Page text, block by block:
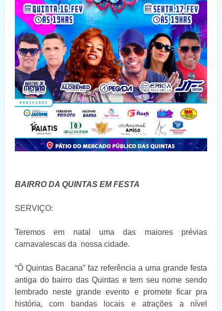
BAIRRO DA QUINTAS EM FESTA
SERVIÇO:
Teremos em natal uma das maiores prévias
carnavalescas da nossa cidade.
“Ô Quintas Bacana” faz referência a uma grande festa
antiga do bairro das Quintas e tem seu nome sendo
lembrado neste grande evento e promete ficar pra
história, com bandas locais e atrações a nível